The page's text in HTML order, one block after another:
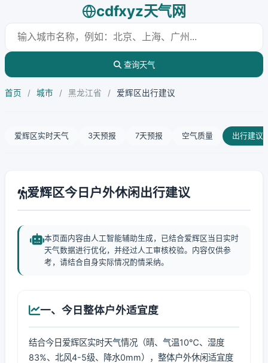
cdfxyz天气网
查询天气
首页 / 城市 / 黑龙江省 / 爱辉区出行建议
爱辉区实时天气 3天预报 7天预报 空气质量 出行建议
爱辉区今日户外休闲出行建议
本页面内容由人工智能辅助生成，已结合爱辉区当日实时
天气数据进行优化，并经过人工审核校验。内容仅供参
考，请结合自身实际情况酌情采纳。
一、今日整体户外适宜度
结合今日爱辉区实时天气情况（晴、气温10℃、湿度
83%、北风4-5级、降水0mm），整体户外休闲适宜度